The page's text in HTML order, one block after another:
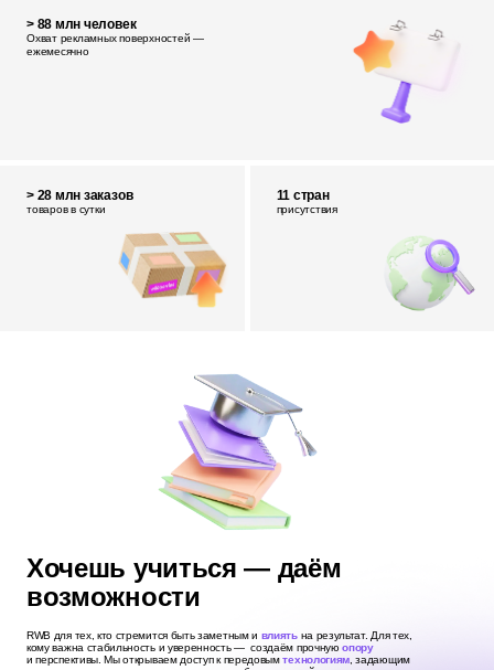
> 88 млн человек
Охват рекламных поверхностей —
ежемесячно
> 28 млн заказов
товаров в сутки
11 стран
присутствия
Хочешь учиться — даём
возможности
RWB для тех, кто стремится быть заметным и влиятьна результат. Для тех,
кому важна стабильность и уверенность — создаём прочнуюопору
и перспективы. Мы открываем доступ к передовымтехнологиям , задающим